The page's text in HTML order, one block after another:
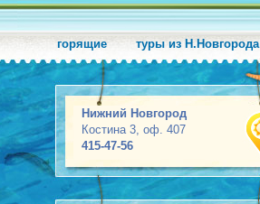
горящие туры из Н.Новгорода
Нижний Новгород
Костина 3, оф. 407
415-47-56